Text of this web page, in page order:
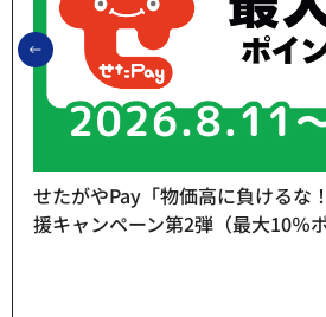
前のスライドを表示
せたがやPay「物価高に負けるな
援キャンペーン第2弾（最大10％